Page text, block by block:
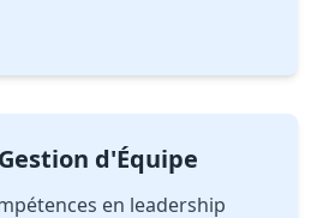
d'Équipe
en leadership